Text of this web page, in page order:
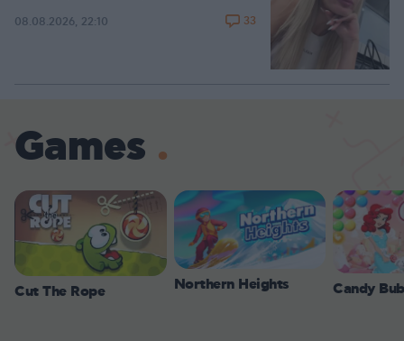
08.08.2026, 22:10 33
Games
Cut The Rope Northern Heights Candy